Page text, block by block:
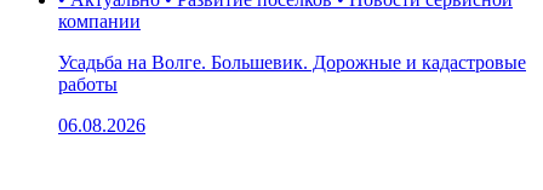
компании
Усадьба на Волге. Большевик. Дорожные и кадастровые
работы
06.08.2026